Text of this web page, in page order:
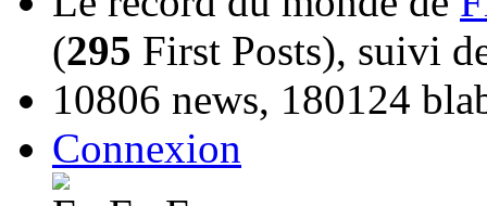
(295 First Posts), suivi
10806 news, 180124
Connexion